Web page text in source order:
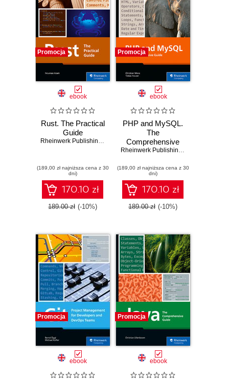
Promocja
ebook
Rust. The Practical
Guide
Rheinwerk Publishing, Nouman Azam
(189,00 zł najniższa cena z 30
dni)
170.10 zł
189.00 zł (-10%)
Promocja
ebook
PHP and MySQL.
The
Comprehensive
Guide
Rheinwerk Publishing,
(189,00 zł najniższa cena z 30
dni)
170.10 zł
189.00 zł (-10%)
Promocja
ebook
Promocja
ebook